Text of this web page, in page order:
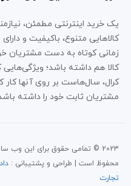
یک خرید اینترنتی مطمئن،
کالاهایی متنوع، باکیفیت و
زمانی کوتاه به دست مشتریان
کالا هم داشته باشد؛
کرال، سال‌هاست بر روی آنها کار
مشتریان ثابت خود را داشته
2023 © تمامی حقوق برای این وب
محفوظ است | طراحی و پشتیبانی :
تجارت